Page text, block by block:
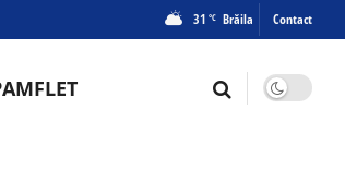
31 °C Brăila Contact